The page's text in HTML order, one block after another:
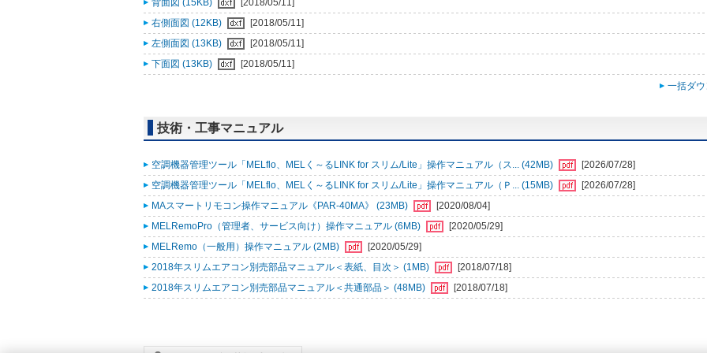
背面図 (15KB)
[2018/05/11]
右側面図 (12KB)
[2018/05/11]
左側面図 (13KB)
[2018/05/11]
下面図 (13KB)
[2018/05/11]
一括ダ
技術・工事マニュアル
空調機器管理ツール「MELflo、MELく～るLINK for スリム/Lite」操作マニュアル（ス... (42MB)
[2026/07/28]
空調機器管理ツール「MELflo、MELく～るLINK for スリム/Lite」操作マニュアル（Ｐ... (15MB)
[2026/07/28]
MAスマートリモコン操作マニュアル《PAR-40MA》 (23MB)
[2020/08/04]
MELRemoPro（管理者、サービス向け）操作マニュアル (6MB)
[2020/05/29]
MELRemo（一般用）操作マニュアル (2MB)
[2020/05/29]
2018年スリムエアコン別売部品マニュアル＜表紙、目次＞ (1MB)
[2018/07/18]
2018年スリムエアコン別売部品マニュアル＜共通部品＞ (48MB)
[2018/07/18]